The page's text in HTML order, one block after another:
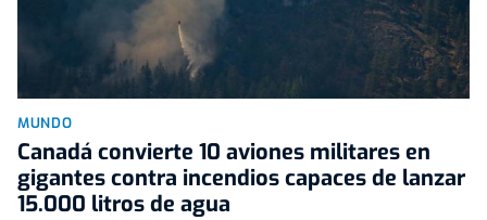
MUNDO
Canadá convierte 10 aviones militares en
gigantes contra incendios capaces de lanzar
15.000 litros de agua